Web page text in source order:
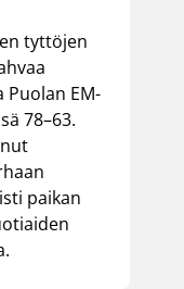
tyttöjen
Puolan EM-
78–63.
paikan